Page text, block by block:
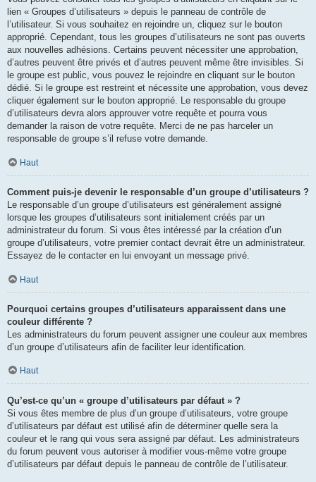
lien « Groupes d’utilisateurs » depuis le panneau de contrôle de
l’utilisateur. Si vous souhaitez en rejoindre un, cliquez sur le bouton
approprié. Cependant, tous les groupes d’utilisateurs ne sont pas ouverts
aux nouvelles adhésions. Certains peuvent nécessiter une approbation,
d’autres peuvent être privés et d’autres peuvent même être invisibles. Si
le groupe est public, vous pouvez le rejoindre en cliquant sur le bouton
dédié. Si le groupe est restreint et nécessite une approbation, vous devez
cliquer également sur le bouton approprié. Le responsable du groupe
d’utilisateurs devra alors approuver votre requête et pourra vous
demander la raison de votre requête. Merci de ne pas harceler un
responsable de groupe s’il refuse votre demande.
Haut
Comment puis-je devenir le responsable d’un groupe d’utilisateurs ?
Le responsable d’un groupe d’utilisateurs est généralement assigné
lorsque les groupes d’utilisateurs sont initialement créés par un
administrateur du forum. Si vous êtes intéressé par la création d’un
groupe d’utilisateurs, votre premier contact devrait être un administrateur.
Essayez de le contacter en lui envoyant un message privé.
Haut
Pourquoi certains groupes d’utilisateurs apparaissent dans une
couleur différente ?
Les administrateurs du forum peuvent assigner une couleur aux membres
d’un groupe d’utilisateurs afin de faciliter leur identification.
Haut
Qu’est-ce qu’un « groupe d’utilisateurs par défaut » ?
Si vous êtes membre de plus d’un groupe d’utilisateurs, votre groupe
d’utilisateurs par défaut est utilisé afin de déterminer quelle sera la
couleur et le rang qui vous sera assigné par défaut. Les administrateurs
du forum peuvent vous autoriser à modifier vous-même votre groupe
d’utilisateurs par défaut depuis le panneau de contrôle de l’utilisateur.